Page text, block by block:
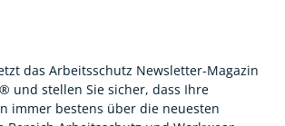
das Arbeitsschutz Newsletter-Magazin
und stellen Sie sicher, dass Ihre
immer bestens über die neuesten